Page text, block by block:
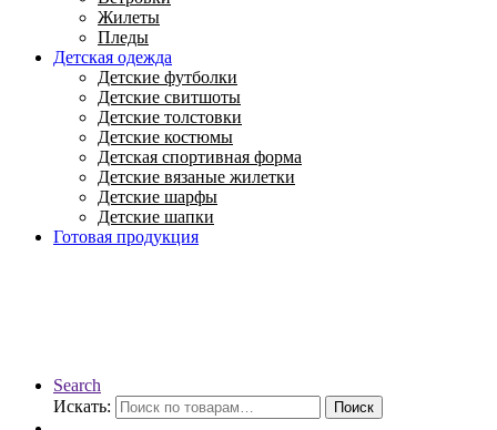
Жилеты
Пледы
Детская одежда
Детские футболки
Детские свитшоты
Детские толстовки
Детские костюмы
Детская спортивная форма
Детские вязаные жилетки
Детские шарфы
Детские шапки
Готовая продукция
Search
Искать:
Поиск